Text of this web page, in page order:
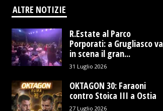
ALTRE NOTIZIE
R.Estate al Parco
Porporati: a Grugliasco va
in scena il gran...
31 Luglio 2026
OKTAGON 30: Faraoni
contro Stoica III a Ostia
27 Luglio 2026